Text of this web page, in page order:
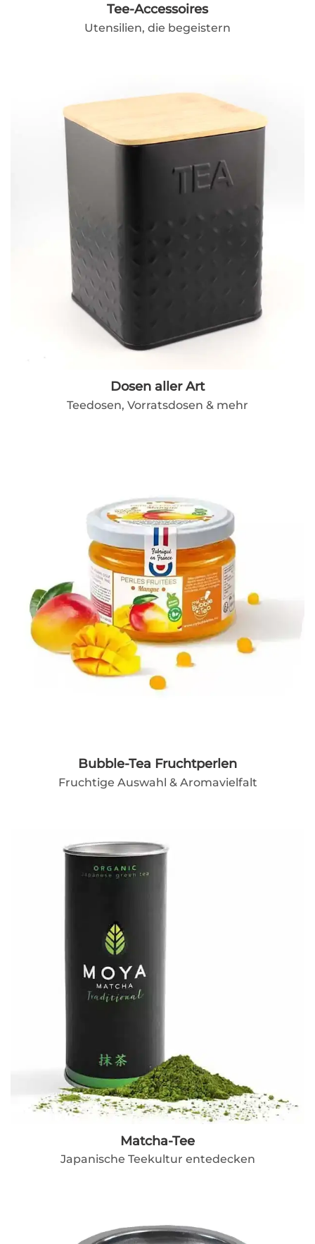
Tee-Accessoires
Utensilien, die begeistern
Dosen aller Art
Teedosen, Vorratsdosen & mehr
Bubble-Tea Fruchtperlen
Fruchtige Auswahl & Aromavielfalt
Matcha-Tee
Japanische Teekultur entedecken